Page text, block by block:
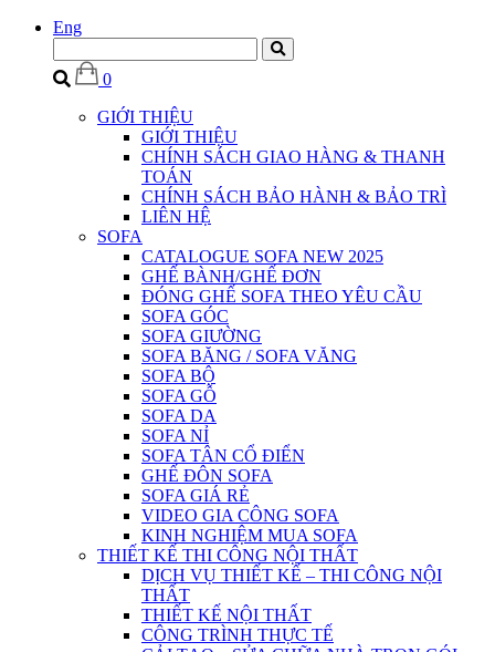
Eng
0
GIỚI THIỆU
GIỚI THIỆU
CHÍNH SÁCH GIAO HÀNG & THANH
TOÁN
CHÍNH SÁCH BẢO HÀNH & BẢO TRÌ
LIÊN HỆ
SOFA
CATALOGUE SOFA NEW 2025
GHẾ BÀNH/GHẾ ĐƠN
ĐÓNG GHẾ SOFA THEO YÊU CẦU
SOFA GÓC
SOFA GIƯỜNG
SOFA BĂNG / SOFA VĂNG
SOFA BỘ
SOFA GỖ
SOFA DA
SOFA NỈ
SOFA TÂN CỔ ĐIỂN
GHẾ ĐÔN SOFA
SOFA GIÁ RẺ
VIDEO GIA CÔNG SOFA
KINH NGHIỆM MUA SOFA
THIẾT KẾ THI CÔNG NỘI THẤT
DỊCH VỤ THIẾT KẾ – THI CÔNG NỘI
THẤT
THIẾT KẾ NỘI THẤT
CÔNG TRÌNH THỰC TẾ